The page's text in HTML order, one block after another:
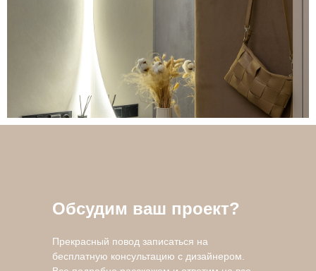
Обсудим ваш проект?
Прекрасный повод записаться на
бесплатную консультацию с дизайнером.